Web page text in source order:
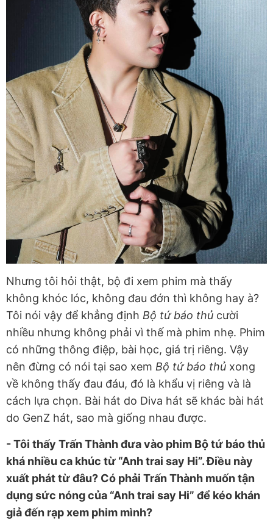
Nhưng tôi hỏi thật, bộ đi xem phim mà thấy
không khóc lóc, không đau đớn thì không hay à?
Tôi nói vậy để khẳng định Bộ tứ báo thủ cười
nhiều nhưng không phải vì thế mà phim nhẹ. Phim
có những thông điệp, bài học, giá trị riêng. Vậy
nên đừng có nói tại sao xem Bộ tứ báo thủ xong
về không thấy đau đáu, đó là khẩu vị riêng và là
cách lựa chọn. Bài hát do Diva hát sẽ khác bài hát
do GenZ hát, sao mà giống nhau được.
- Tôi thấy Trấn Thành đưa vào phim Bộ tứ báo thủ
khá nhiều ca khúc từ “Anh trai say Hi”. Điều này
xuất phát từ đâu? Có phải Trấn Thành muốn tận
dụng sức nóng của “Anh trai say Hi” để kéo khán
giả đến rạp xem phim mình?